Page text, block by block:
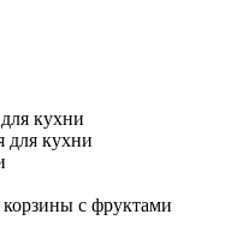
кухни
для кухни
с фруктами